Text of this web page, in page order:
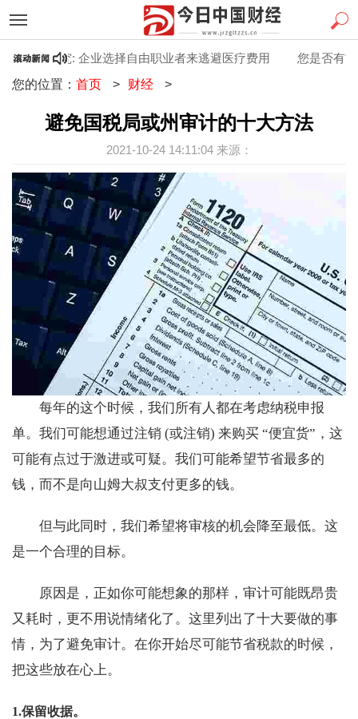
研究: 企业选择自由职业者来逃避医疗费用
您是否有能
您的位置： 首页 > 财经 >
避免国税局或州审计的十大方法
2021-10-24 14:11:04 来源：
每年的这个时候，我们所有人都在考虑纳税申报
单。我们可能想通过注销 (或注销) 来购买 “便宜货”，这
可能有点过于激进或可疑。我们可能希望节省最多的
钱，而不是向山姆大叔支付更多的钱。
但与此同时，我们希望将审核的机会降至最低。这
是一个合理的目标。
原因是，正如你可能想象的那样，审计可能既昂贵
又耗时，更不用说情绪化了。这里列出了十大要做的事
情，为了避免审计。在你开始尽可能节省税款的时候，
把这些放在心上。
1.保留收据。